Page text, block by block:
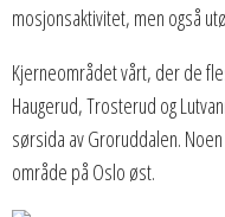
mosjonsaktivitet, men også
Kjerneområdet vårt, der de
Haugerud, Trosterud og
sørsida av Groruddalen.
område på Oslo øst.